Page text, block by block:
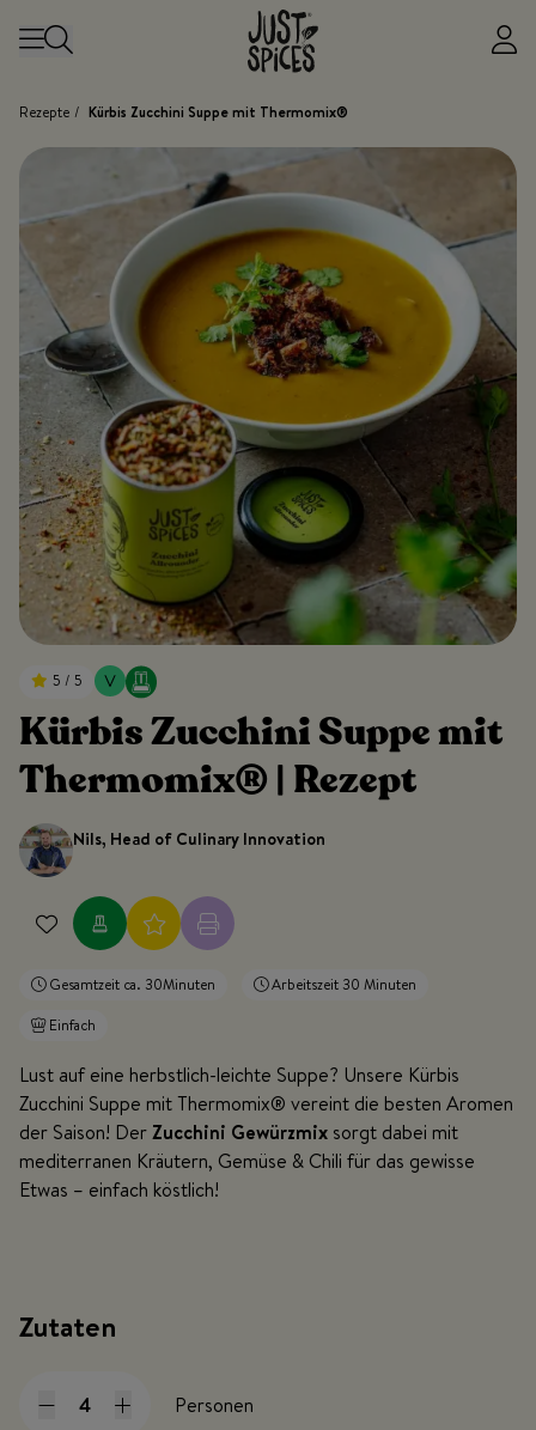
Rezepte / Kürbis Zucchini Suppe mit Thermomix®
5 / 5
Kürbis Zucchini Suppe mit
Thermomix® | Rezept
Nils, Head of Culinary Innovation
Gesamtzeit ca. 30Minuten
Arbeitszeit 30 Minuten
Einfach
Lust auf eine herbstlich-leichte Suppe? Unsere Kürbis
Zucchini Suppe mit Thermomix® vereint die besten Aromen
der Saison! DerZucchini Gewürzmix sorgt dabei mit
mediterranen Kräutern, Gemüse & Chili für das gewisse
Etwas – einfach köstlich!
Zutaten
Personen